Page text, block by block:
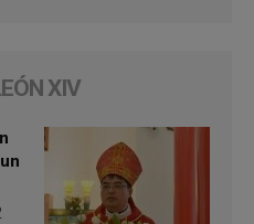
XIV